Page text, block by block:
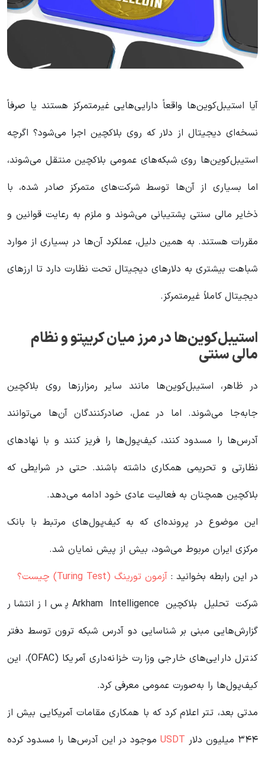
آیا استیبل‌کوین‌ها واقعاً دارایی‌هایی غیرمتمرکز هستند یا صرفاً
نسخه‌ای دیجیتال از دلار که روی بلاکچین اجرا می‌شود؟ اگرچه
استیبل‌کوین‌ها روی شبکه‌های عمومی بلاکچین منتقل می‌شوند،
اما بسیاری از آن‌ها توسط شرکت‌های متمرکز صادر شده، با
ذخایر مالی سنتی پشتیبانی می‌شوند و ملزم به رعایت قوانین و
مقررات هستند. به همین دلیل، عملکرد آن‌ها در بسیاری از موارد
شباهت بیشتری به دلارهای دیجیتال تحت نظارت دارد تا ارزهای
دیجیتال کاملاً غیرمتمرکز.
استیبل‌کوین‌ها در مرز میان کریپتو و نظام
مالی سنتی
در ظاهر، استیبل‌کوین‌ها مانند سایر رمزارزها روی بلاکچین
جابه‌جا می‌شوند. اما در عمل، صادرکنندگان آن‌ها می‌توانند
آدرس‌ها را مسدود کنند، کیف‌پول‌ها را فریز کنند و با نهادهای
نظارتی و تحریمی همکاری داشته باشند. حتی در شرایطی که
بلاکچین همچنان به فعالیت عادی خود ادامه می‌دهد.
این موضوع در پرونده‌ای که به کیف‌پول‌های مرتبط با بانک
مرکزی ایران مربوط می‌شود، بیش از پیش نمایان شد.
در این رابطه بخوانید‌ : آزمون تورینگ (Turing Test) چیست؟
شرکت تحلیل بلاکچین Arkham Intelligence پس از انتشار
گزارش‌هایی مبنی بر شناسایی دو آدرس شبکه ترون توسط دفتر
کنترل دارایی‌های خارجی وزارت خزانه‌داری آمریکا (OFAC)، این
کیف‌پول‌ها را به‌صورت عمومی معرفی کرد.
مدتی بعد، تتر اعلام کرد که با همکاری مقامات آمریکایی بیش از
۳۴۴ میلیون دلار
USDTموجود در این آدرس‌ها را مسدود کرده